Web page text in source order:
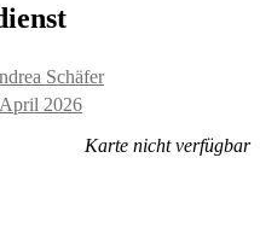
Schäfer
2026
Karte nicht verfügbar